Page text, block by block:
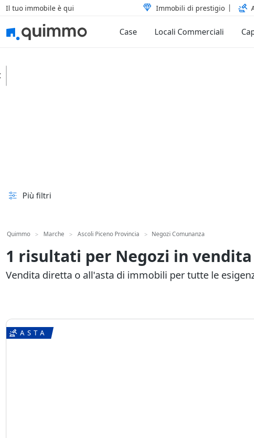
Il tuo immobile è qui Immobili di prestigio
Case Locali Commerciali
Più filtri
Quimmo > Marche > Ascoli Piceno Provincia > Negozi Comunanza
1 risultati per Negozi in vendita
Vendita diretta o all'asta di immobili per tutte le